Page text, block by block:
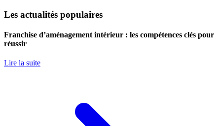
Les actualités populaires
Franchise d’aménagement intérieur : les compétences clés pour
réussir
Lire la suite